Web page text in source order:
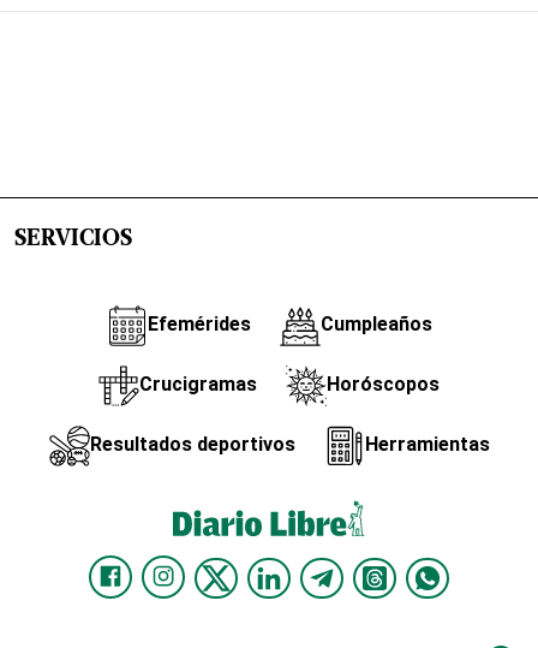
SERVICIOS
Efemérides Cumpleaños
Crucigramas Horóscopos
Resultados deportivos Herramientas